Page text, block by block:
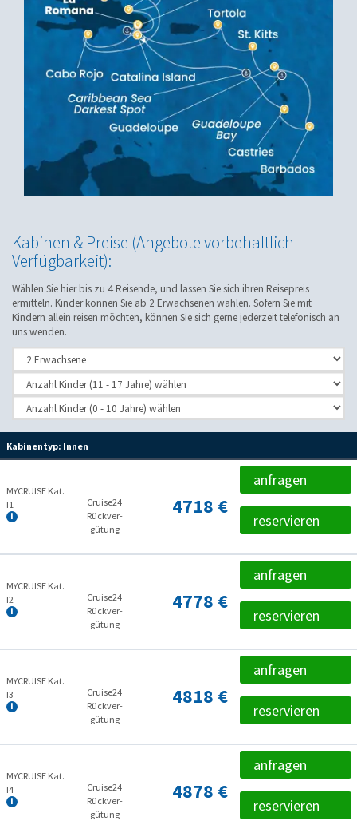
Kabinen & Preise (Angebote vorbehaltlich
Verfügbarkeit):
Wählen Sie hier bis zu 4 Reisende, und lassen Sie sich ihren Reisepreis
ermitteln. Kinder können Sie ab 2 Erwachsenen wählen. Sofern Sie mit
Kindern allein reisen möchten, können Sie sich gerne jederzeit telefonisch an
uns wenden.
Kabinentyp: Innen
MYCRUISE Kat.
I1
Cruise24
Rückver­
gütung
4718 €
anfragen
reservieren
MYCRUISE Kat.
I2
Cruise24
Rückver­
gütung
4778 €
anfragen
reservieren
MYCRUISE Kat.
I3
Cruise24
Rückver­
gütung
4818 €
anfragen
reservieren
MYCRUISE Kat.
I4
Cruise24
Rückver­
gütung
4878 €
anfragen
reservieren